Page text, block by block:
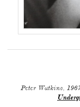
Peter Watkins,